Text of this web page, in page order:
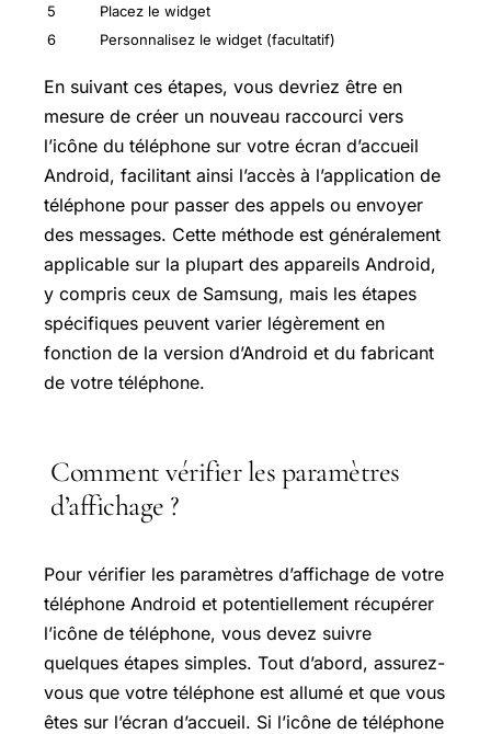
5
Placez le widget
6
Personnalisez le widget (facultatif)
En suivant ces étapes, vous devriez être en
mesure de créer un nouveau raccourci vers
l’icône du téléphone sur votre écran d’accueil
Android, facilitant ainsi l’accès à l’application de
téléphone pour passer des appels ou envoyer
des messages. Cette méthode est généralement
applicable sur la plupart des appareils Android,
y compris ceux de Samsung, mais les étapes
spécifiques peuvent varier légèrement en
fonction de la version d’Android et du fabricant
de votre téléphone.
Comment vérifier les paramètres
d’affichage ?
Pour vérifier les paramètres d’affichage de votre
téléphone Android et potentiellement récupérer
l’icône de téléphone, vous devez suivre
quelques étapes simples. Tout d’abord, assurez-
vous que votre téléphone est allumé et que vous
êtes sur l’écran d’accueil. Si l’icône de téléphone